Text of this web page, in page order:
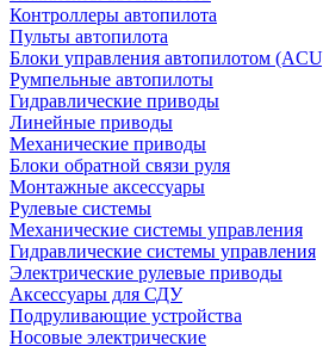
Контроллеры автопилота
Пульты автопилота
Блоки управления автопилотом
Румпельные автопилоты
Гидравлические приводы
Линейные приводы
Механические приводы
Блоки обратной связи руля
Монтажные аксессуары
Рулевые системы
Механические системы управления
Гидравлические системы управления
Электрические рулевые приводы
Аксессуары для СДУ
Подруливающие устройства
Носовые электрические